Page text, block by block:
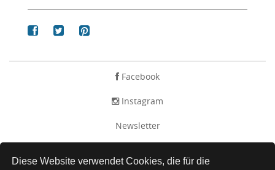
Diese Website verwendet Cookies, die für die
Facebook
Instagram
Newsletter